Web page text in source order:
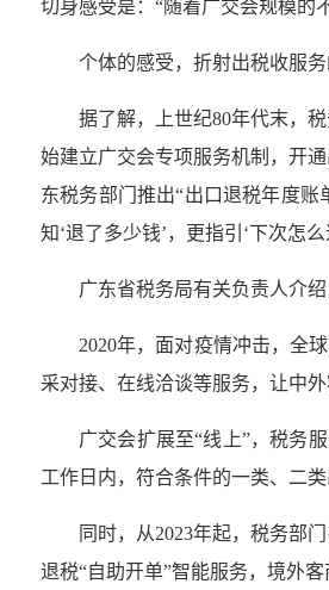
切身感受是：“随着广交会规模的
个体的感受，折射出税收服务
据了解，上世纪80年代末，
始建立广交会专项服务机制，开
东税务部门推出“出口退税年度
知‘退了多少钱’，更指引‘下次怎
广东省税务局有关负责人介
2020年，面对疫情冲击，全
采对接、在线洽谈等服务，让中
广交会扩展至“线上”，税务
工作日内，符合条件的一类、二
同时，从2023年起，税务部
退税“自助开单”智能服务，境外